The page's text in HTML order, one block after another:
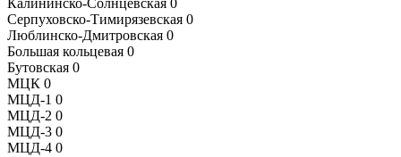
Серпуховско-Тимирязевская 0
Люблинско-Дмитровская 0
Большая кольцевая 0
Бутовская 0
МЦК 0
МЦД-1 0
МЦД-2 0
МЦД-3 0
МЦД-4 0